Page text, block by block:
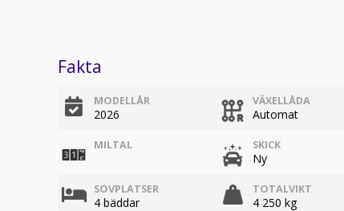
Fakta
MODELLÅR
2026
VÄXELLÅDA
Automat
MILTAL SKICK
Ny
SOVPLATSER
4 bäddar
TOTALVIKT
4 250 kg